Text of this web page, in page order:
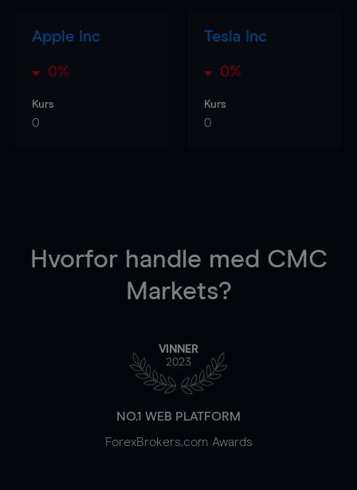
Apple Inc
0%
Kurs
0
Tesla Inc
0%
Kurs
0
Hvorfor handle med CMC
Markets?
VINNER
2023
NO.1 WEB PLATFORM
ForexBrokers.com Awards